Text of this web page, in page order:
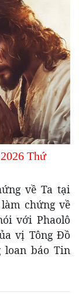
Thứ
về Ta tại
chứng về
với Phaolô
vị Tông Đồ
loan báo Tin